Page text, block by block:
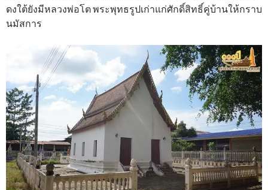
ดงใต้ยังมีหลวงพ่อโต พระพุทธรูปเก่าแก่ศักดิ์สิทธิ์คู่บ้านให้กราบ
นมัสการ